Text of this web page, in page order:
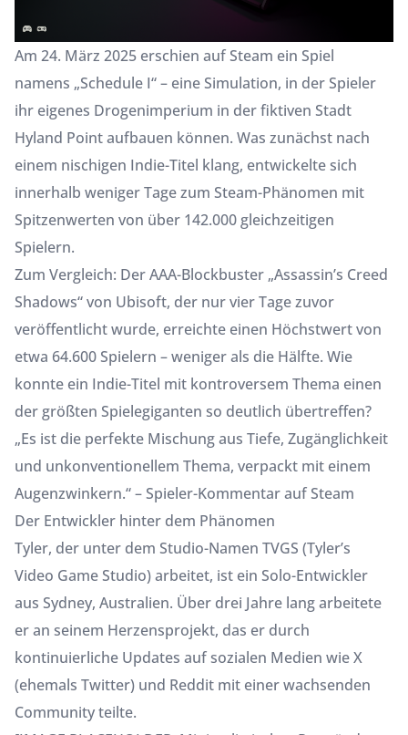
Am 24. März 2025 erschien auf Steam ein Spiel
namens „Schedule I“ – eine Simulation, in der Spieler
ihr eigenes Drogenimperium in der fiktiven Stadt
Hyland Point aufbauen können. Was zunächst nach
einem nischigen Indie-Titel klang, entwickelte sich
innerhalb weniger Tage zum Steam-Phänomen mit
Spitzenwerten von über 142.000 gleichzeitigen
Spielern.
Zum Vergleich: Der AAA-Blockbuster „Assassin’s Creed
Shadows“ von Ubisoft, der nur vier Tage zuvor
veröffentlicht wurde, erreichte einen Höchstwert von
etwa 64.600 Spielern – weniger als die Hälfte. Wie
konnte ein Indie-Titel mit kontroversem Thema einen
der größten Spielegiganten so deutlich übertreffen?
„Es ist die perfekte Mischung aus Tiefe, Zugänglichkeit
und unkonventionellem Thema, verpackt mit einem
Augenzwinkern.“ – Spieler-Kommentar auf Steam
Der Entwickler hinter dem Phänomen
Tyler, der unter dem Studio-Namen TVGS (Tyler’s
Video Game Studio) arbeitet, ist ein Solo-Entwickler
aus Sydney, Australien. Über drei Jahre lang arbeitete
er an seinem Herzensprojekt, das er durch
kontinuierliche Updates auf sozialen Medien wie X
(ehemals Twitter) und Reddit mit einer wachsenden
Community teilte.